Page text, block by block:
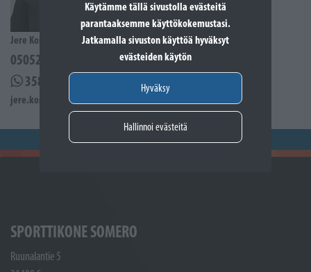
Käytämme tällä sivustolla evästeitä
parantaaksemme käyttökokemustasi.
Jatkamalla sivuston käyttöä hyväksyt
evästeiden käytön
Hyväksy
Hallinnoi evästeitä
Jere Kostiander
0505285939
358505285939
jere.kostiander@sporttikone.fi
SPORTTIKONE SOMERO
Ruunalantie 5